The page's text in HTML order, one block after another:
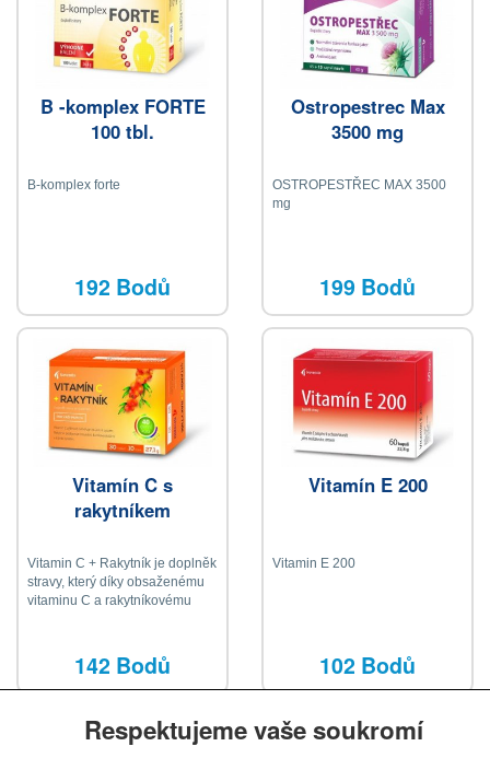
B -komplex FORTE
100 tbl.
B-komplex forte
192 Bodů
Ostropestrec Max
3500 mg
OSTROPESTŘEC MAX 3500
mg
199 Bodů
Vitamín C s
rakytníkem
Vitamin C + Rakytník je doplněk
stravy, který díky obsaženému
vitaminu C a rakytníkovému
142 Bodů
Vitamín E 200
Vitamin E 200
102 Bodů
Respektujeme vaše soukromí